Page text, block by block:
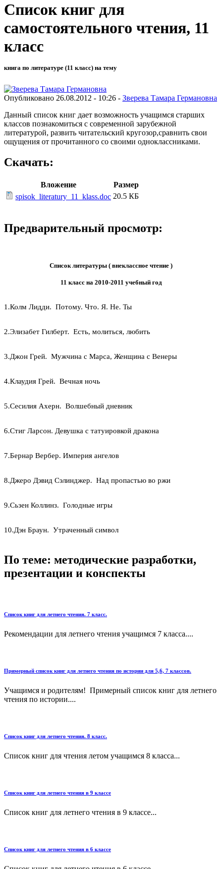
Список книг для
самостоятельного чтения, 11
класс
книга по литературе (11 класс) на тему
Опубликовано 26.08.2012 - 10:26 - Зверева Тамара Германовна
Данный список книг дает возможность учащимся старших
классов познакомиться с современной зарубежной
литературой, развить читательский кругозор,сравнить свои
ощущения от прочитанного со своими одноклассниками.
Скачать:
Вложение
Размер
spisok_literatury_11_klass.doc 20.5 КБ
Предварительный просмотр:
Список литературы ( внеклассное чтение )
11 класс на 2010-2011 учебный год
1.Колм Лидди. Потому. Что. Я. Не. Ты
2.Элизабет Гилберт. Есть, молиться, любить
3.Джон Грей. Мужчина с Марса, Женщина с Венеры
4.Клаудия Грей. Вечная ночь
5.Сесилия Ахерн. Волшебный дневник
6.Стиг Ларсон. Девушка с татуировкой дракона
7.Бернар Вербер. Империя ангелов
8.Джеро Дэвид Сэлинджер. Над пропастью во ржи
9.Сьзен Коллинз. Голодные игры
10.Дэн Браун. Утраченный символ
По теме: методические разработки,
презентации и конспекты
Список книг для летнего чтения. 7 класс.
Рекомендации для летнего чтения учащимся 7 класса....
Примерный список книг для летнего чтения по истории для 5,6, 7 классов.
Учащимся и родителям! Примерный список книг для летнего
чтения по истории....
Список книг для летнего чтения. 8 класс.
Список книг для чтения летом учащимся 8 класса...
Список книг для летнего чтения в 9 классе
Список книг для летнего чтения в 9 классе...
Список книг для летнего чтения в 6 классе